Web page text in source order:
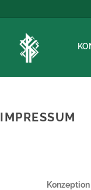
IMPRESSUM